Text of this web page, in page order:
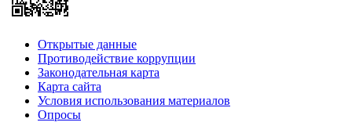
Открытые данные
Противодействие коррупции
Законодательная карта
Карта сайта
Условия использования материалов
Опросы